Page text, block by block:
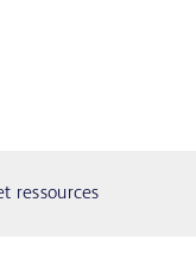
ressources